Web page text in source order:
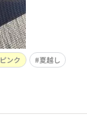
ンク 夏越し